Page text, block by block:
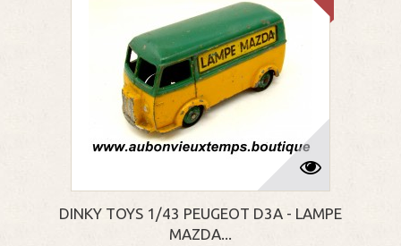
DINKY TOYS 1/43 PEUGEOT D3A - LAMPE
MAZDA...